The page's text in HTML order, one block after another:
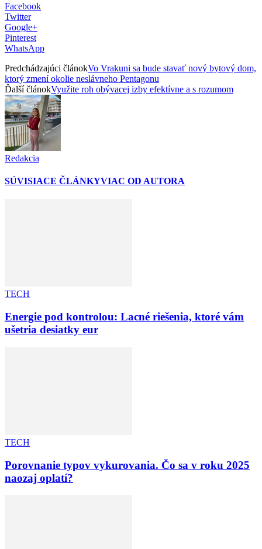
Facebook
Twitter
Google+
Pinterest
WhatsApp
Predchádzajúci článokVo Vrakuni sa bude stavať nový bytový dom,
ktorý zmení okolie neslávneho Pentagonu
Ďalší článokVyužite roh obývacej izby efektívne a s rozumom
Redakcia
SÚVISIACE ČLÁNKYVIAC OD AUTORA
TECH
Energie pod kontrolou: Lacné riešenia, ktoré vám
ušetria desiatky eur
TECH
Porovnanie typov vykurovania. Čo sa v roku 2025
naozaj oplatí?